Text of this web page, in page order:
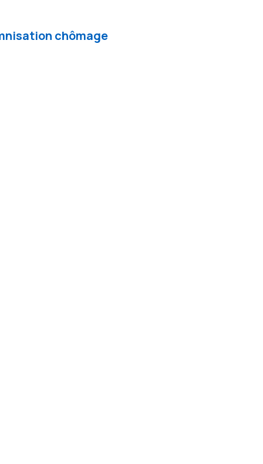
chômage